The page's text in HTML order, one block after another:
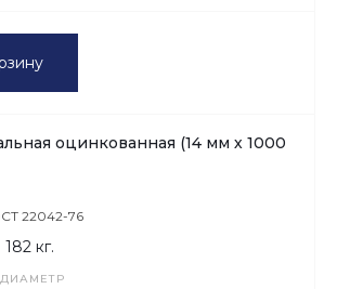
оцинкованная (14 мм х 1000
22042-76
ДИАМЕТР
182 кг.